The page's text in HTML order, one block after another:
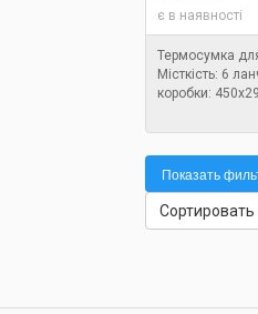
є в наявності
Термосумка
Місткість: 6
коробки:
Показать
Сортировать